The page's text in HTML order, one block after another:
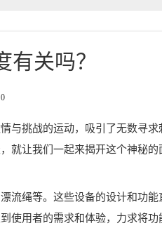
关吗？
0
与挑战的运动，吸引了无数寻求
就让我们一起来揭开这个神秘的
流绳等。这些设备的设计和功能
使用者的需求和体验，力求将功